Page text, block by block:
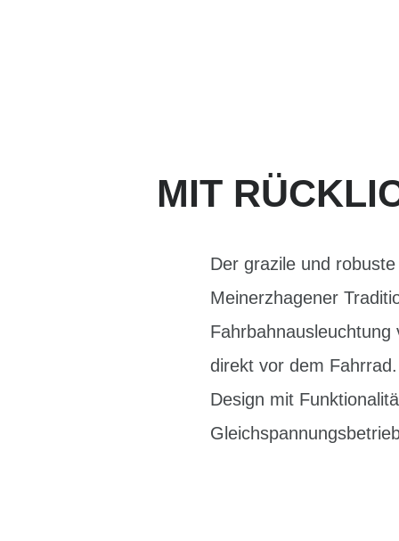
MIT
Der grazile und
Meinerzhagener
direkt vor dem
Design mit